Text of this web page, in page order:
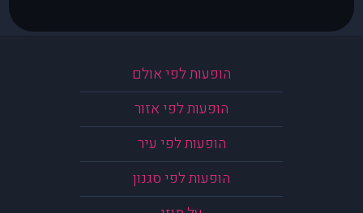
הופעות לפי אולם
הופעות לפי אזור
הופעות לפי עיר
הופעות לפי סגנון